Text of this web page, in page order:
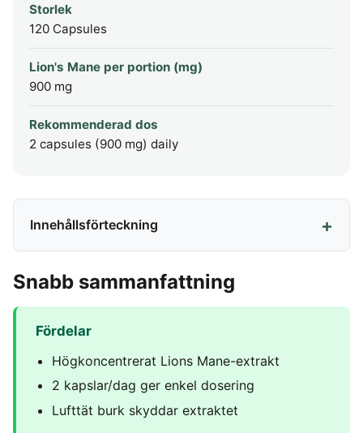
Storlek
120 Capsules
Lion's Mane per portion (mg)
900 mg
Rekommenderad dos
2 capsules (900 mg) daily
Innehållsförteckning
Snabb sammanfattning
Fördelar
Högkoncentrerat Lions Mane-extrakt
2 kapslar/dag ger enkel dosering
Lufttät burk skyddar extraktet